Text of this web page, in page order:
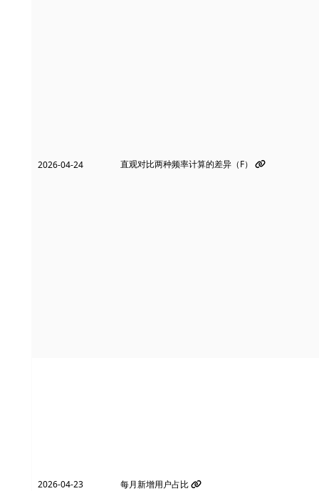
2026-04-24 直观对比两种频率计算的差异（F）
2026-04-23 每月新增用户占比